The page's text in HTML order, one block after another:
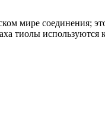
мире соединения;
тиолы